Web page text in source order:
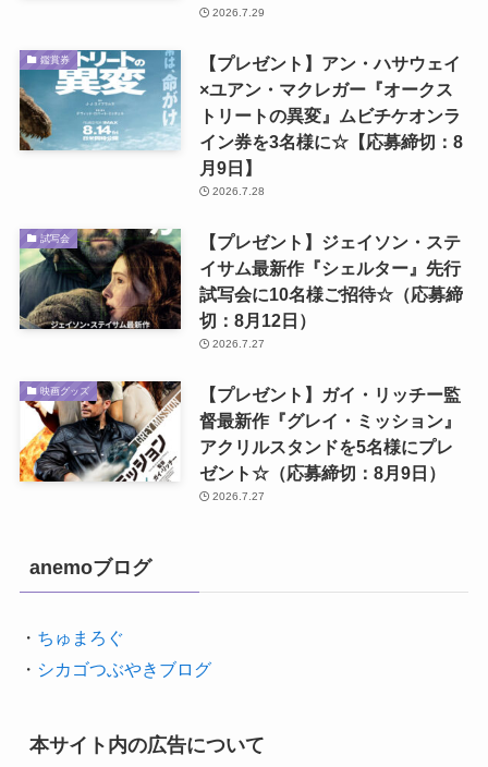
2026.7.29
鑑賞券
【プレゼント】アン・ハサウェイ
×ユアン・マクレガー『オークス
トリートの異変』ムビチケオンラ
イン券を3名様に☆【応募締切：8
月9日】
2026.7.28
試写会
【プレゼント】ジェイソン・ステ
イサム最新作『シェルター』先行
試写会に10名様ご招待☆（応募締
切：8月12日）
2026.7.27
映画グッズ
【プレゼント】ガイ・リッチー監
督最新作『グレイ・ミッション』
アクリルスタンドを5名様にプレ
ゼント☆（応募締切：8月9日）
2026.7.27
anemoブログ
・ ちゅまろぐ
・ シカゴつぶやきブログ
本サイト内の広告について